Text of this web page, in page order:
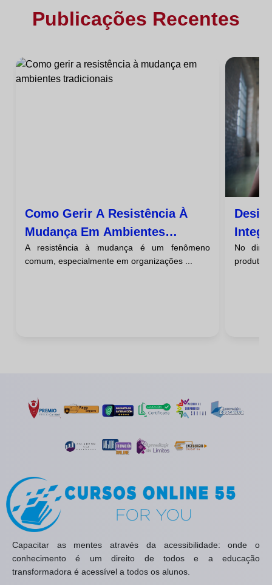
Publicações Recentes
Como Gerir A Resistência À
Mudança Em Ambientes
Tradicionais
A resistência à mudança é um fenômeno
comum, especialmente em organizações ...
No
produtos
Capacitar as mentes através da acessibilidade: onde o
conhecimento é um direito de todos e a educação
transformadora é acessível a todos os alunos.